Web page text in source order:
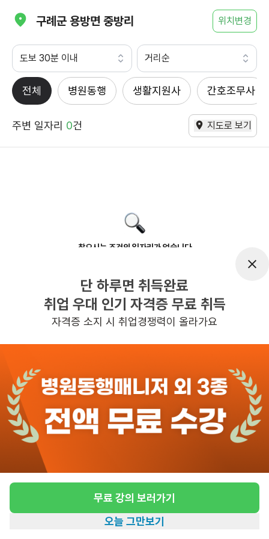
구례군 용방면 중방리 위치변경
도보 30분 이내 거리순
전체 병원동행 생활지원사 간호조무사
주변 일자리 0건 지도로 보기
찾으시는 조건의 일자리가 없습니다
반경 3KM 이내의 일자리 확인하기
단 하루면 취득완료
취업 우대 인기 자격증 무료 취득
자격증 소지 시 취업경쟁력이 올라가요
무료 강의 보러가기
오늘 그만보기